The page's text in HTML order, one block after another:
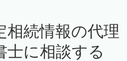
相続情報の代理
士に相談する